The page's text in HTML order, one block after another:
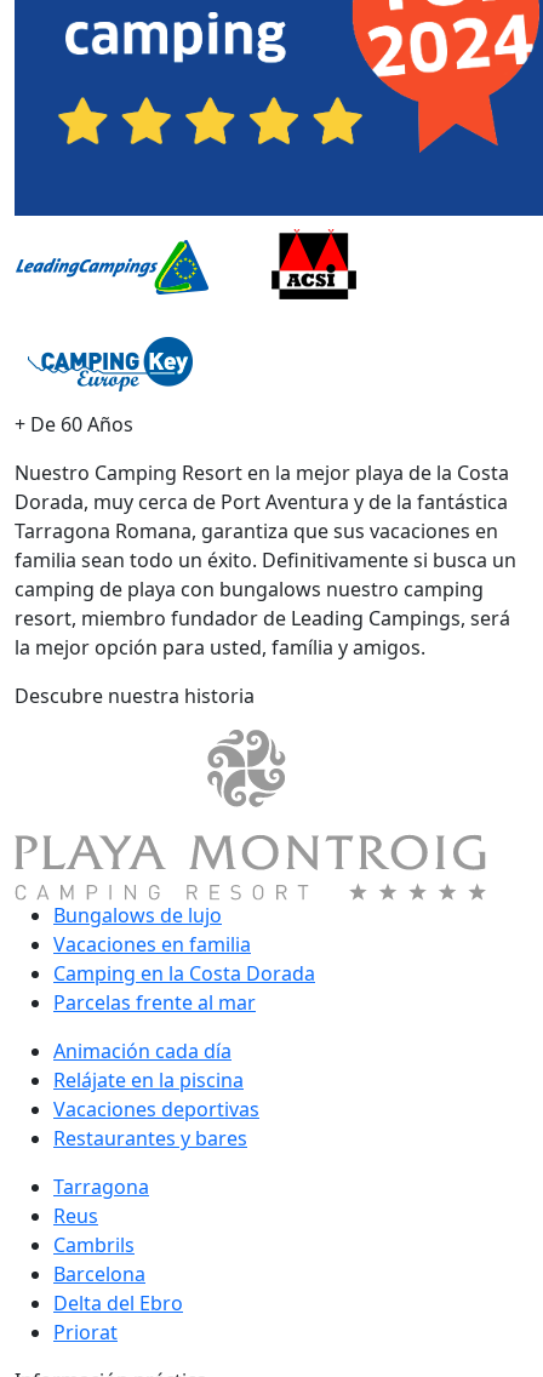
+ De 60 Años
Nuestro Camping Resort en la mejor playa de la Costa
Dorada, muy cerca de Port Aventura y de la fantástica
Tarragona Romana, garantiza que sus vacaciones en
familia sean todo un éxito. Definitivamente si busca un
camping de playa con bungalows nuestro camping
resort, miembro fundador de Leading Campings, será
la mejor opción para usted, família y amigos.
Descubre nuestra historia
Bungalows de lujo
Vacaciones en familia
Camping en la Costa Dorada
Parcelas frente al mar
Animación cada día
Relájate en la piscina
Vacaciones deportivas
Restaurantes y bares
Tarragona
Reus
Cambrils
Barcelona
Delta del Ebro
Priorat